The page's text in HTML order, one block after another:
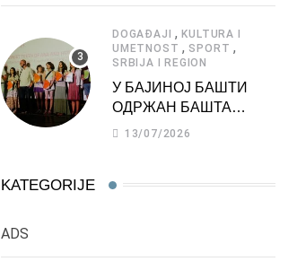
DOGAĐAJI ,KULTURA I
UMETNOST , SPORT ,
SRBIJA I REGION
У БАЈИНОЈ БАШТИ
ОДРЖАН БАШТА
ФЕСТ 2026
13/07/2026
KATEGORIJE
ADS